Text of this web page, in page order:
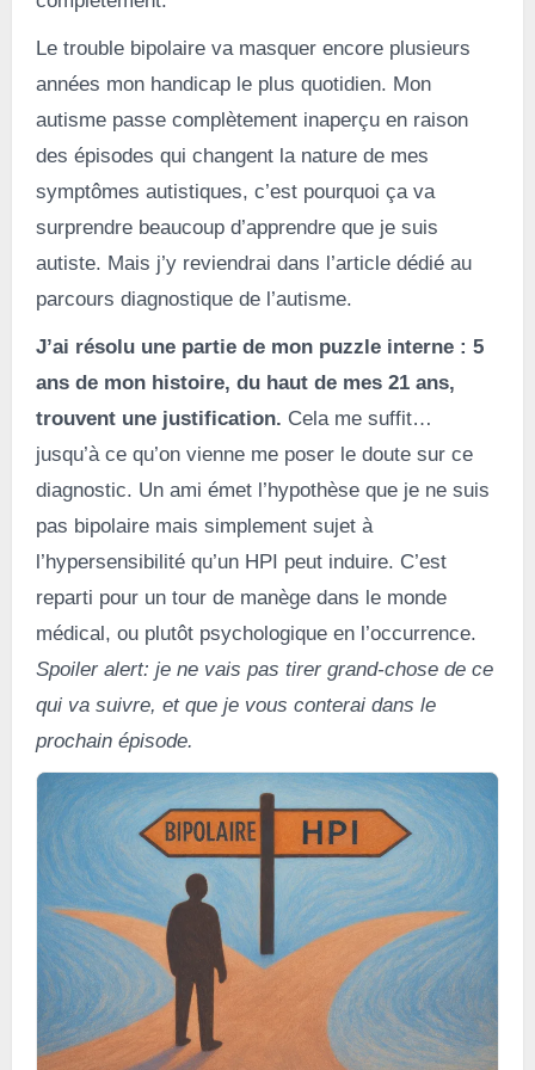
Le trouble bipolaire va masquer encore plusieurs
années mon handicap le plus quotidien. Mon
autisme passe complètement inaperçu en raison
des épisodes qui changent la nature de mes
symptômes autistiques, c’est pourquoi ça va
surprendre beaucoup d’apprendre que je suis
autiste. Mais j’y reviendrai dans l’article dédié au
parcours diagnostique de l’autisme.
J’ai résolu une partie de mon puzzle interne : 5
ans de mon histoire, du haut de mes 21 ans,
trouvent une justification. Cela me suffit…
jusqu’à ce qu’on vienne me poser le doute sur ce
diagnostic. Un ami émet l’hypothèse que je ne suis
pas bipolaire mais simplement sujet à
l’hypersensibilité qu’un HPI peut induire. C’est
reparti pour un tour de manège dans le monde
médical, ou plutôt psychologique en l’occurrence.
Spoiler alert: je ne vais pas tirer grand-chose de ce
qui va suivre, et que je vous conterai dans le
prochain épisode.